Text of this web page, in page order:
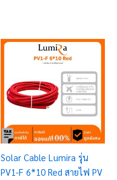
Solar Cable Lumira รุ่น
PV1-F 6*10 Red สายไฟ PV